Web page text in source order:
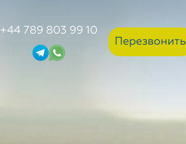
+44 789 803 99 10
Перезвонить